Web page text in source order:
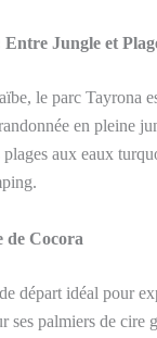
Jungle et
le parc Tayrona
en pleine
plages aux eaux
de Cocora
départ idéal pour
ses palmiers de cire